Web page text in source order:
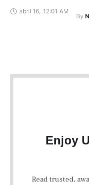
abril 16, 12:01 AM
By
Enjoy
Read trusted,